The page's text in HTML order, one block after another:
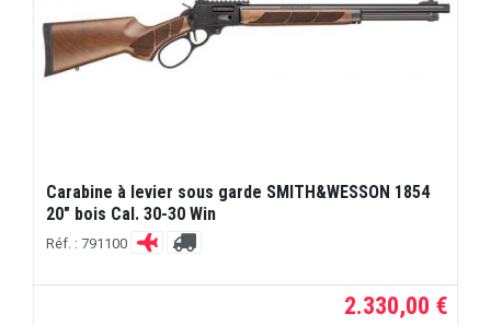
Carabine à levier sous garde SMITH&WESSON 1854
20" bois Cal. 30-30 Win
Réf. : 791100
2.330,00 €